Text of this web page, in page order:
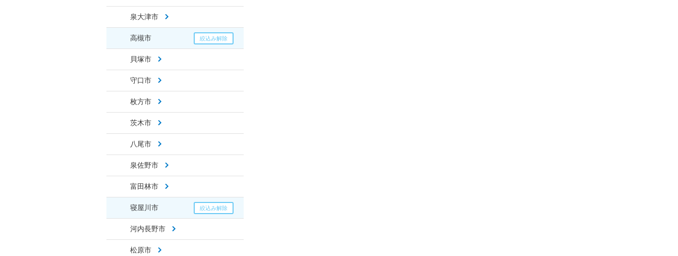
泉大津市
高槻市
貝塚市
守口市
枚方市
茨木市
八尾市
泉佐野市
富田林市
寝屋川市
河内長野市
松原市